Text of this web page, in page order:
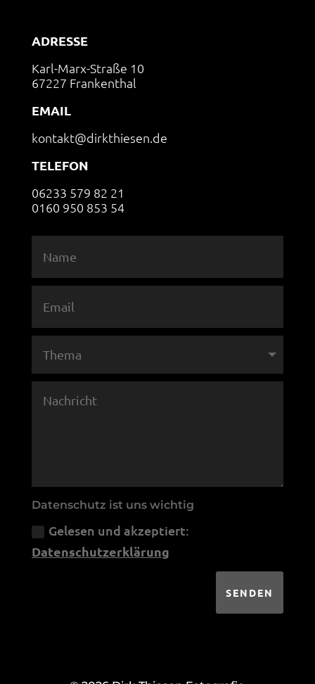
ADRESSE
Karl-Marx-Straße 10
67227 Frankenthal
EMAIL
kontakt@dirkthiesen.de
TELEFON
06233 579 82 21
0160 950 853 54
Datenschutz ist uns wichtig
Gelesen und akzeptiert:
Datenschutzerklärung
SENDEN